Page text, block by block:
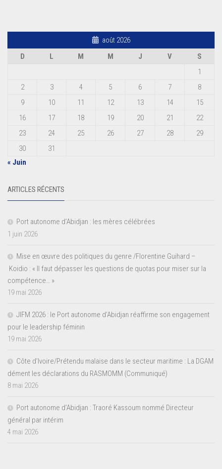
août 2026
D
L M M J V
S
1
2
3 4 5 6 7
8
9
10 11 12 13 14
15
16
17 18 19 20 21
22
23
24 25 26 27 28
29
30
31
« Juin
ARTICLES RÉCENTS
Port autonome d’Abidjan : les mères célébrées
1 juin 2026
Mise en œuvre des politiques du genre /Florentine Guihard –
Koidio : « Il faut dépasser les questions de quotas pour miser sur la
compétence… »
19 mai 2026
JIFM 2026 : le Port autonome d’Abidjan réaffirme son engagement
pour le leadership féminin
19 mai 2026
Côte d’Ivoire/Prétendu malaise dans le secteur maritime : La DGAM
dément les déclarations du RASMOMM (Communiqué)
8 mai 2026
Port autonome d’Abidjan : Traoré Kassoum nommé Directeur
général par intérim
4 mai 2026